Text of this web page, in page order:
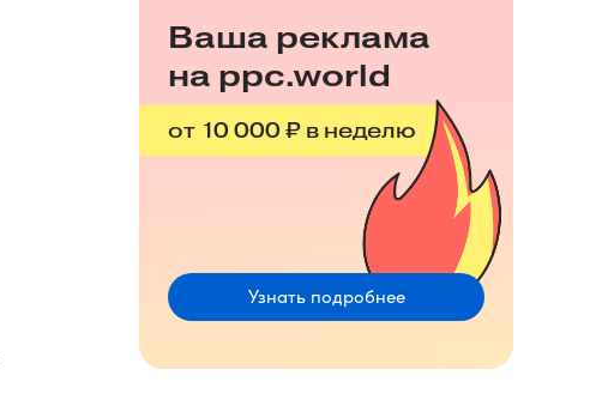
Ваша реклама
на ppc.world
от 10 000 ₽ в неделю
Узнать подробнее